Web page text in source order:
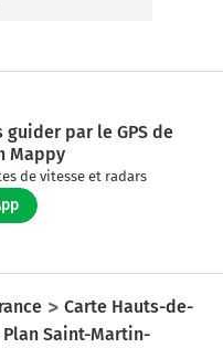
guider par le GPS de
Mappy
de vitesse et radars
Carte Hauts-de-
Plan Saint-Martin-